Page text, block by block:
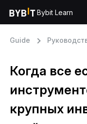
Bybit Learn
Guide
Когда все
крупных